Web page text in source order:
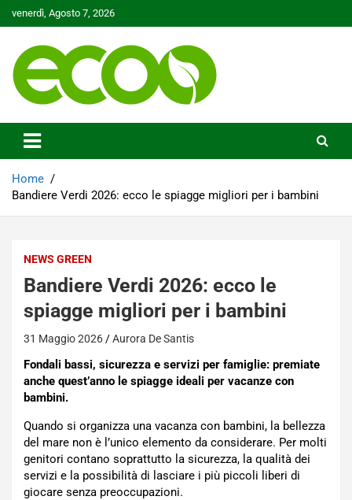
to
venerdì, Agosto 7, 2026
Ecoo.it
Home
Bandiere Verdi 2026: ecco le spiagge migliori per i bambini
NEWS GREEN
Bandiere Verdi 2026: ecco le
spiagge migliori per i bambini
31 Maggio 2026 Aurora De Santis
Fondali bassi, sicurezza e servizi per famiglie: premiate
anche quest’anno le spiagge ideali per vacanze con
bambini.
Quando si organizza una vacanza con bambini, la bellezza
del mare non è l’unico elemento da considerare. Per molti
genitori contano soprattutto la sicurezza, la qualità dei
servizi e la possibilità di lasciare i più piccoli liberi di
giocare senza preoccupazioni.